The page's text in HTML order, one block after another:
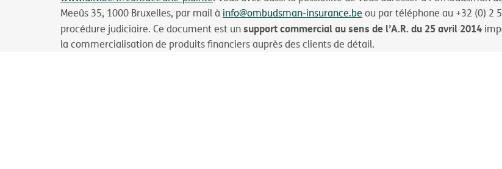
Meeûs 35, 1000 Bruxelles, par mail à info@ombudsman-insurance.be ou par téléphone au +32 (0) 2
procédure judiciaire. Ce document est unsupport commercial au sens de l’A.R. du 25 avril 2014
la commercialisation de produits financiers auprès des clients de détail.